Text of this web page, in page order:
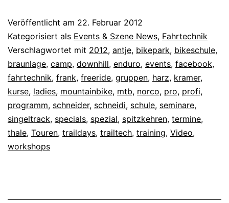
Veröffentlicht am 22. Februar 2012
Kategorisiert als Events & Szene News, Fahrtechnik
Verschlagwortet mit 2012, antje, bikepark, bikeschule,
braunlage, camp, downhill, enduro, events, facebook,
fahrtechnik, frank, freeride, gruppen, harz, kramer,
kurse, ladies, mountainbike, mtb, norco, pro, profi,
programm, schneider, schneidi, schule, seminare,
singeltrack, specials, spezial, spitzkehren, termine,
thale, Touren, traildays, trailtech, training, Video,
workshops